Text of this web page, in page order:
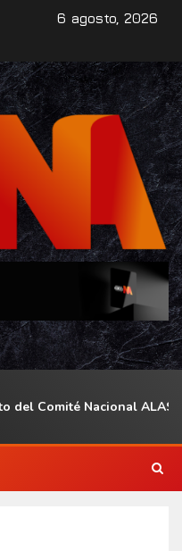
6 agosto, 2026
Comité Nacional ALAS